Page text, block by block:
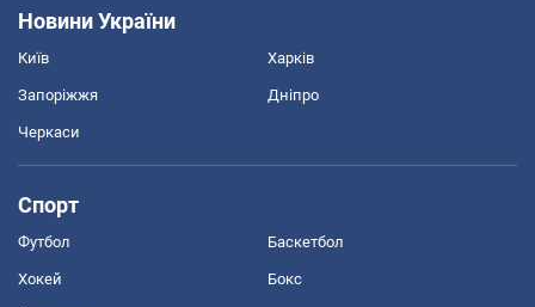
Новини України
Київ Харків
Запоріжжя Дніпро
Черкаси
Спорт
Футбол Баскетбол
Хокей Бокс